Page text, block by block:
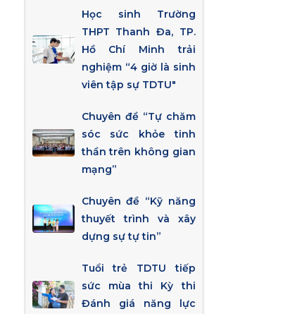
Học sinh Trường
THPT Thanh Đa, TP.
Hồ Chí Minh trải
nghiệm “4 giờ là sinh
viên tập sự TDTU"
Chuyên đề “Tự chăm
sóc sức khỏe tinh
thần trên không gian
mạng”
Chuyên đề “Kỹ năng
thuyết trình và xây
dựng sự tự tin”
Tuổi trẻ TDTU tiếp
sức mùa thi Kỳ thi
Đánh giá năng lực